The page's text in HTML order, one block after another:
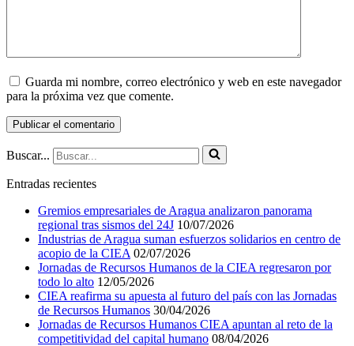
Guarda mi nombre, correo electrónico y web en este navegador
para la próxima vez que comente.
Buscar...
Entradas recientes
Gremios empresariales de Aragua analizaron panorama
regional tras sismos del 24J 10/07/2026
Industrias de Aragua suman esfuerzos solidarios en centro de
acopio de la CIEA 02/07/2026
Jornadas de Recursos Humanos de la CIEA regresaron por
todo lo alto 12/05/2026
CIEA reafirma su apuesta al futuro del país con las Jornadas
de Recursos Humanos 30/04/2026
Jornadas de Recursos Humanos CIEA apuntan al reto de la
competitividad del capital humano 08/04/2026